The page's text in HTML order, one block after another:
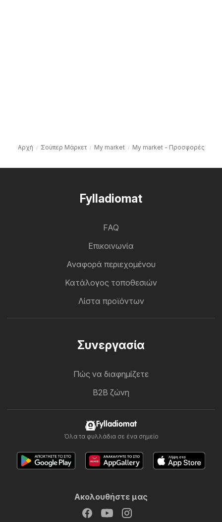
Αρχή Σούπερ Μάρκετ My market My market - Προσφορές
Fylladiomat
FAQ
Επικοινωνία
Αναφορά περιεχομένου
Κατάλογος τοποθεσιών
Λίστα προϊόντων
Συνεργασία
Πώς να διαφημίζετε
B2B ζώνη
Fylladiomat
Όλα τα φυλλάδια σε ένα σημείο
Ακολουθήστε μας